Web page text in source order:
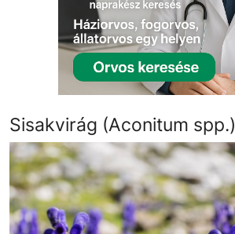
Sisakvirág (Aconitum spp.)